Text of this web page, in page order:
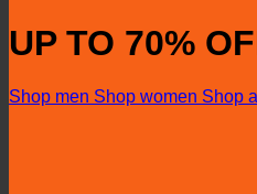
UP TO 70%
Shop men Shop women Shop all